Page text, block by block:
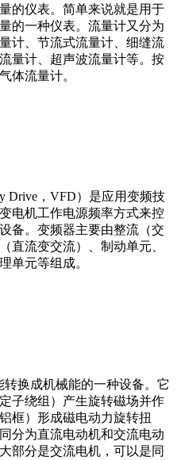
的仪表。简单来说就是用于
的一种仪表。流量计又分为
计、节流式流量计、细缝流
量计、超声波流量计等。按
体流量计。
Drive，VFD）是应用变频技
电机工作电源频率方式来控
备。变频器主要由整流（交
直流变交流）、制动单元、
单元等组成。
换成机械能的一种设备。它
子绕组）产生旋转磁场并作
框）形成磁电动力旋转扭
分为直流电动机和交流电动
部分是交流电机，可以是同